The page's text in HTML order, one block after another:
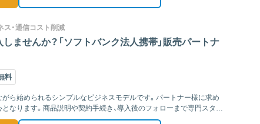
ス・通信コスト削減
ませんか？「ソフトバンク法人携帯」販売パートナ
料
ら始められるシンプルなビジネスモデルです。パートナー様に求め
なります。商品説明や契約手続き、導入後のフォローまで専門スタッ